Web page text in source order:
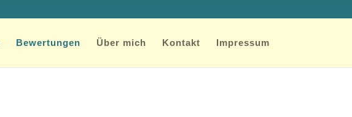
Bewertungen Über mich Kontakt Impressum